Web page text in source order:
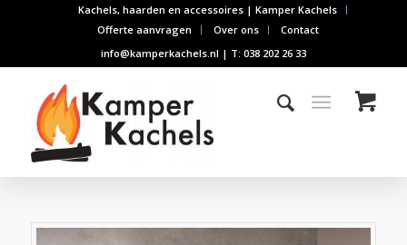
Kachels, haarden en accessoires | Kamper Kachels
Offerte aanvragen
Over ons
Contact
info@kamperkachels.nl | T: 038 202 26 33